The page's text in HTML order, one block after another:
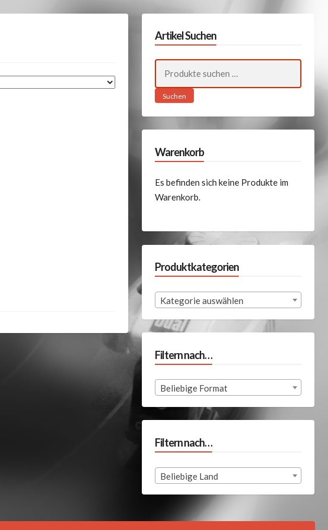
Artikel Suchen
nach:
Suchen
Warenkorb
Es befinden sich keine Produkte im
Warenkorb.
Produktkategorien
Kategorie auswählen
Filtern nach…
Beliebige Format
Filtern nach…
Beliebige Land